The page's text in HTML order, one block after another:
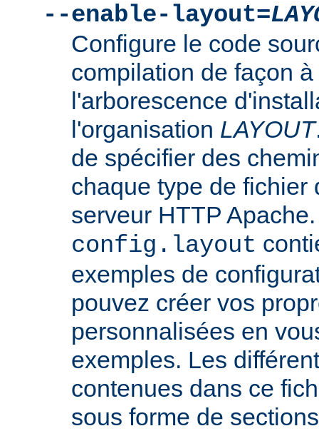
--enable-layout=
Configure le code
compilation de façon
l'arborescence
l'organisation LAYOUT
de spécifier des
chaque type de fichier
serveur HTTP
config.layout
exemples de
pouvez créer vos
personnalisées en
exemples. Les
contenues dans ce
sous forme de